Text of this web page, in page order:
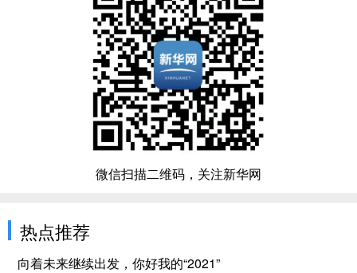
微信扫描二维码，关注新华网
热点推荐
向着未来继续出发，你好我的“2021”